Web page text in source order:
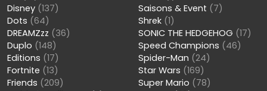
Disney (137)
Dots (64)
DREAMZzz (36)
Duplo (148)
Editions (17)
Fortnite (13)
Friends (209)
Saisons & Event (7)
Shrek (1)
SONIC THE HEDGEHOG (17)
Speed Champions (46)
Spider-Man (24)
Star Wars (169)
Super Mario (78)